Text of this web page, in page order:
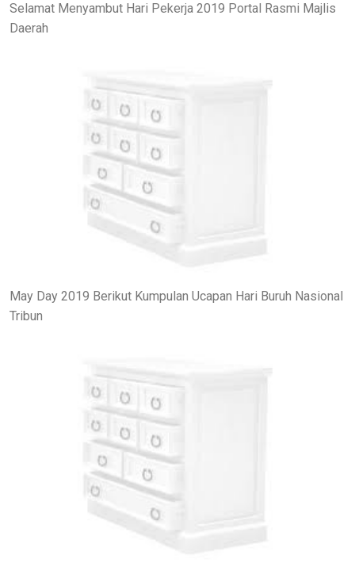
Selamat Menyambut Hari Pekerja 2019 Portal Rasmi Majlis
Daerah
May Day 2019 Berikut Kumpulan Ucapan Hari Buruh Nasional
Tribun